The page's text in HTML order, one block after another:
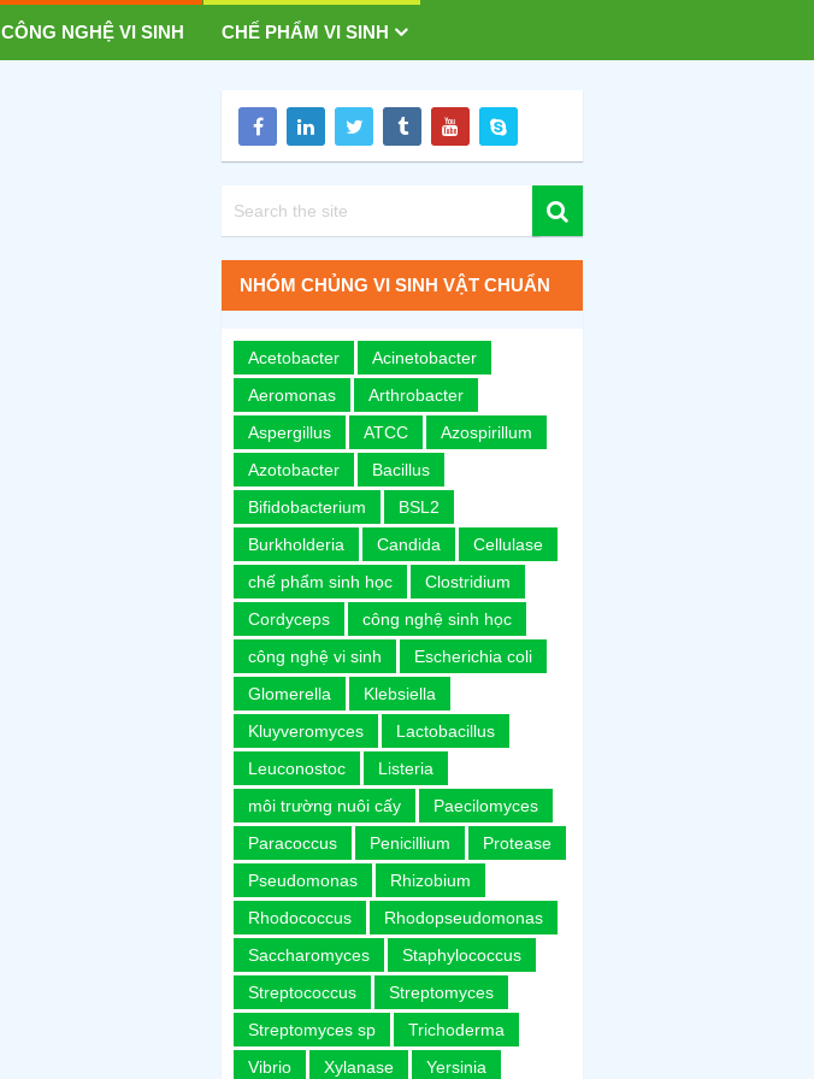
CÔNG NGHỆ VI SINH CHẾ PHẨM VI SINH
NHÓM CHỦNG VI SINH VẬT CHUẨN
Acetobacter
Acinetobacter
Aeromonas
Arthrobacter
Aspergillus
ATCC
Azospirillum
Azotobacter
Bacillus
Bifidobacterium
BSL2
Burkholderia
Candida
Cellulase
chế phẩm sinh học
Clostridium
Cordyceps
công nghệ sinh học
công nghệ vi sinh
Escherichia coli
Glomerella
Klebsiella
Kluyveromyces
Lactobacillus
Leuconostoc
Listeria
môi trường nuôi cấy
Paecilomyces
Paracoccus
Penicillium
Protease
Pseudomonas
Rhizobium
Rhodococcus
Rhodopseudomonas
Saccharomyces
Staphylococcus
Streptococcus
Streptomyces
Streptomyces sp
Trichoderma
Vibrio
Xylanase Yersinia